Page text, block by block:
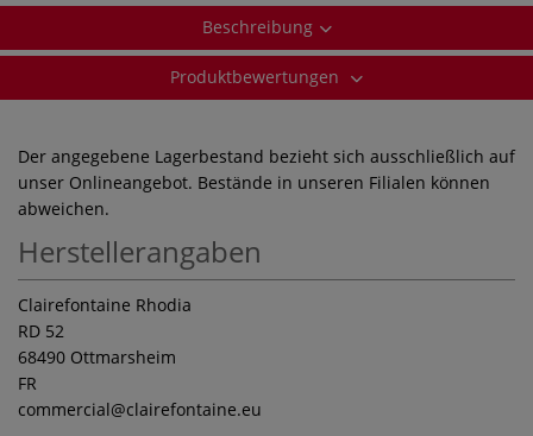
Beschreibung
Produktbewertungen
Der angegebene Lagerbestand bezieht sich ausschließlich auf
unser Onlineangebot. Bestände in unseren Filialen können
abweichen.
Herstellerangaben
Clairefontaine Rhodia
RD 52
68490 Ottmarsheim
FR
commercial@clairefontaine.eu